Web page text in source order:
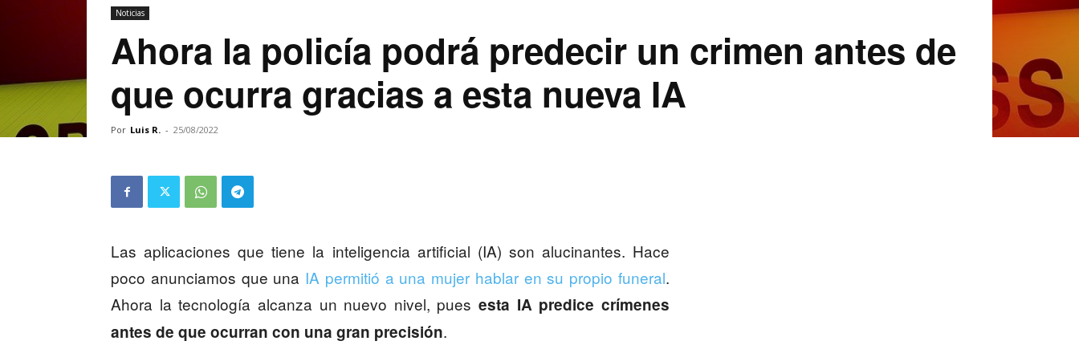
Noticias
Ahora la policía podrá predecir un crimen antes de
que ocurra gracias a esta nueva IA
Por Luis R. - 25/08/2022
Las aplicaciones que tiene la inteligencia artificial (IA) son alucinantes. Hace
poco anunciamos que una IA permitió a una mujer hablar en su propio funeral.
Ahora la tecnología alcanza un nuevo nivel, puesesta IA predice crímenes
antes de que ocurran con una gran precisión.